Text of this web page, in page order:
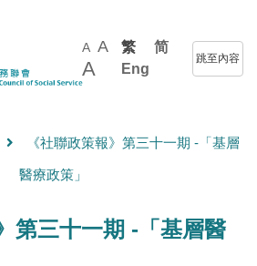
A A
A
繁
简
Eng
跳至內容
《社聯政策報》第三十一期 -「基層
醫療政策」
第三十一期 -「基層醫